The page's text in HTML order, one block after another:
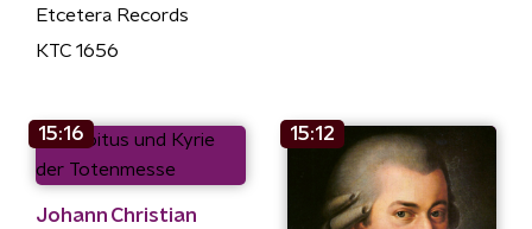
Etcetera Records
KTC 1656
15:16
Johann Christian
15:12